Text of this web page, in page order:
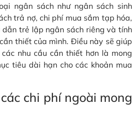
ngân sách như ngân sách sinh
trả nợ, chi phí mua sắm tạp hóa,
trẻ lập ngân sách riêng và tính
thiết của mình. Điều này sẽ giúp
nhu cầu cần thiết hơn là mong
tiêu dài hạn cho các khoản mua
chi phí ngoài mong